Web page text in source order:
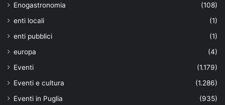
Enogastronomia
(108)
enti locali
(1)
enti pubblici
(1)
europa
(4)
Eventi
(1.179)
Eventi e cultura
(1.286)
Eventi in Puglia
(935)